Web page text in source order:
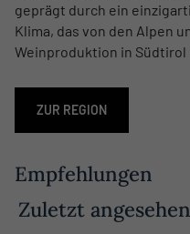
geprägt durch ein
Klima, das von den Alpen
Weinproduktion in Südtirol
ZUR REGION
Empfehlungen
Zuletzt angesehen